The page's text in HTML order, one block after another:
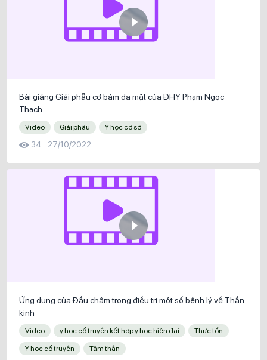
Bài giảng Giải phẫu cơ bám da mặt của ĐHY Phạm Ngọc
Thạch
Video Giải phẫu Y học cơ sở
34 27/10/2022
Ứng dụng của Đầu châm trong điều trị một số bệnh lý về Thần
kinh
Video y học cổ truyền kết hợp y học hiện đại Thực tổn
Y học cổ truyền Tâm thần